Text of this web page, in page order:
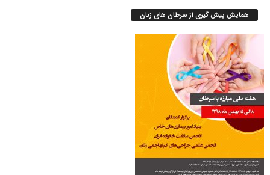
همایش پیش گیری از سرطان های زنان